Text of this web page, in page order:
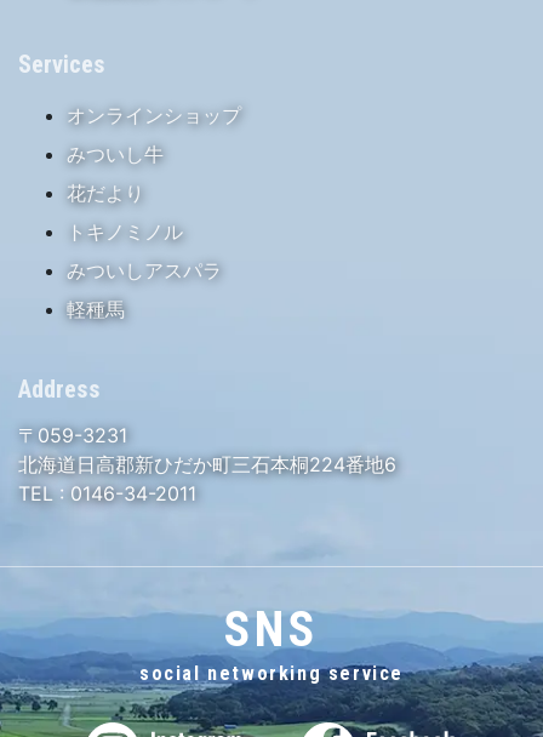
Services
オンラインショップ
みついし牛
花だより
トキノミノル
みついしアスパラ
軽種馬
Address
〒059-3231
北海道日高郡新ひだか町三石本桐224番地6
TEL : 0146-34-2011
SNS
social networking service